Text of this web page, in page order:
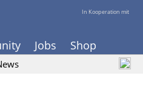
In Kooperation mit
Jobs Shop